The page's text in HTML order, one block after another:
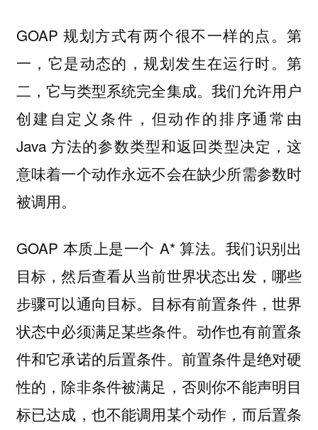
GOAP 规划方式有两个很不一样的点。第
一，它是动态的，规划发生在运行时。第
二，它与类型系统完全集成。我们允许用户
创建自定义条件，但动作的排序通常由
Java 方法的参数类型和返回类型决定，这
意味着一个动作永远不会在缺少所需参数时
被调用。
GOAP 本质上是一个 A* 算法。我们识别出
目标，然后查看从当前世界状态出发，哪些
步骤可以通向目标。目标有前置条件，世界
状态中必须满足某些条件。动作也有前置条
件和它承诺的后置条件。前置条件是绝对硬
性的，除非条件被满足，否则你不能声明目
标已达成，也不能调用某个动作，而后置条